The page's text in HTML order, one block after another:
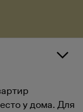
у дома. Для